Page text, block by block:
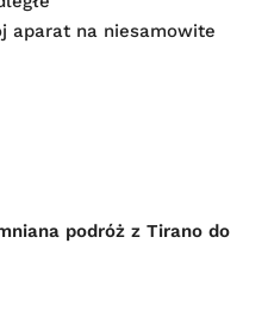
aparat na niesamowite
podróż z Tirano do